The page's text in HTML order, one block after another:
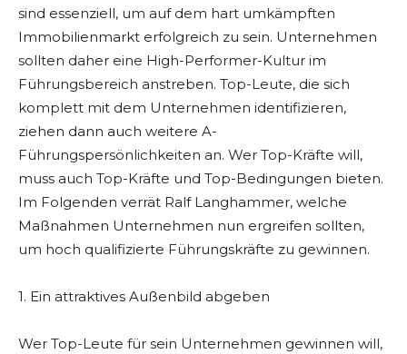
sind essenziell, um auf dem hart umkämpften
Immobilienmarkt erfolgreich zu sein. Unternehmen
sollten daher eine High-Performer-Kultur im
Führungsbereich anstreben. Top-Leute, die sich
komplett mit dem Unternehmen identifizieren,
ziehen dann auch weitere A-
Führungspersönlichkeiten an. Wer Top-Kräfte will,
muss auch Top-Kräfte und Top-Bedingungen bieten.
Im Folgenden verrät Ralf Langhammer, welche
Maßnahmen Unternehmen nun ergreifen sollten,
um hoch qualifizierte Führungskräfte zu gewinnen.
1. Ein attraktives Außenbild abgeben
Wer Top-Leute für sein Unternehmen gewinnen will,